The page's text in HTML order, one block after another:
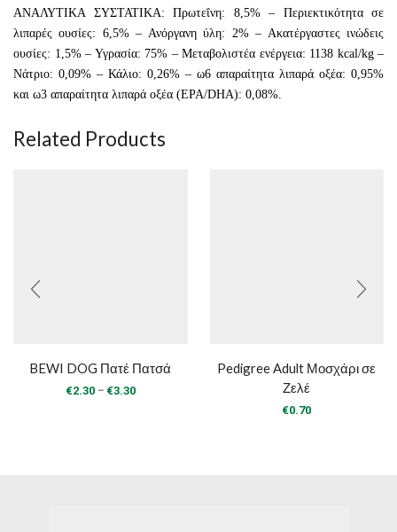
ΑΝΑΛΥΤΙΚΑ ΣΥΣΤΑΤΙΚΑ: Πρωτεΐνη: 8,5% – Περιεκτικότητα σε
λιπαρές ουσίες: 6,5% – Ανόργανη ύλη: 2% – Ακατέργαστες ινώδεις
ουσίες: 1,5% – Υγρασία: 75% – Μεταβολιστέα ενέργεια: 1138 kcal/kg –
Νάτριο: 0,09% – Κάλιο: 0,26% – ω6 απαραίτητα λιπαρά οξέα: 0,95%
και ω3 απαραίτητα λιπαρά οξέα (EPA/DHA): 0,08%.
Related Products
BEWI DOG Πατέ Πατσά
€2.30 – €3.30Price
Pedigree Adult Μοσχάρι σε
Ζελέ
€0.70